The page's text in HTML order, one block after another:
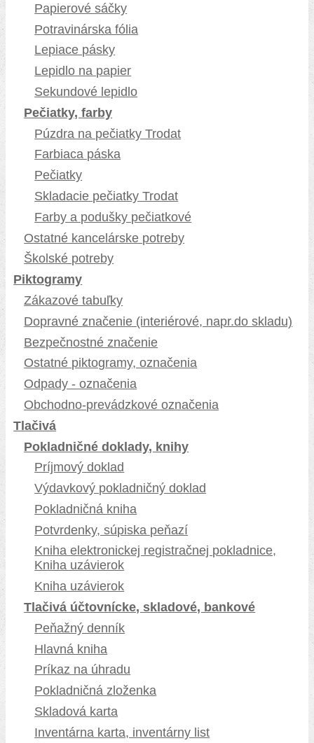
Papierové sáčky
Potravinárska fólia
Lepiace pásky
Lepidlo na papier
Sekundové lepidlo
Pečiatky, farby
Púzdra na pečiatky Trodat
Farbiaca páska
Pečiatky
Skladacie pečiatky Trodat
Farby a podušky pečiatkové
Ostatné kancelárske potreby
Školské potreby
Piktogramy
Zákazové tabuľky
Dopravné značenie (interiérové, napr.do skladu)
Bezpečnostné značenie
Ostatné piktogramy, označenia
Odpady - označenia
Obchodno-prevádzkové označenia
Tlačivá
Pokladničné doklady, knihy
Príjmový doklad
Výdavkový pokladničný doklad
Pokladničná kniha
Potvrdenky, súpiska peňazí
Kniha elektronickej registračnej pokladnice,
Kniha uzávierok
Kniha uzávierok
Tlačivá účtovnícke, skladové, bankové
Peňažný denník
Hlavná kniha
Príkaz na úhradu
Pokladničná zloženka
Skladová karta
Inventárna karta, inventárny list